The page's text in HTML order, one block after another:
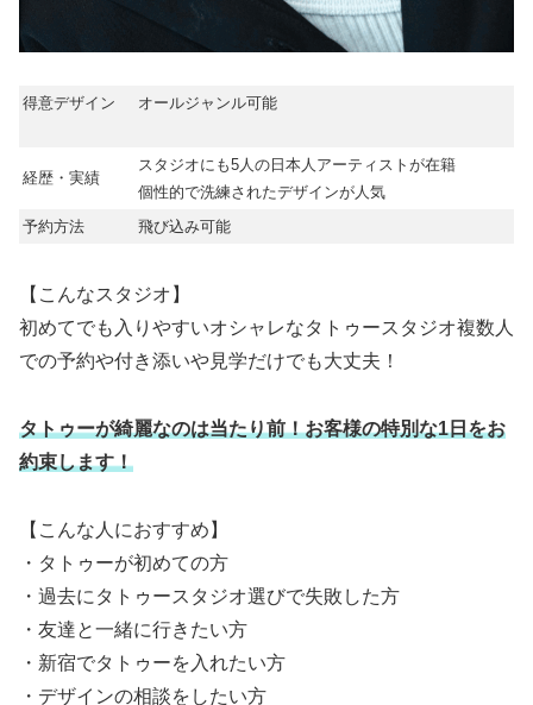
得意デザイン オールジャンル可能
経歴・実績
スタジオにも5人の日本人アーティストが在籍
個性的で洗練されたデザインが人気
予約方法
飛び込み可能
【こんなスタジオ】
初めてでも入りやすいオシャレなタトゥースタジオ複数人
での予約や付き添いや見学だけでも大丈夫！
タトゥーが綺麗なのは当たり前！お客様の特別な1日をお
約束します！
【こんな人におすすめ】
・タトゥーが初めての方
・過去にタトゥースタジオ選びで失敗した方
・友達と一緒に行きたい方
・新宿でタトゥーを入れたい方
・デザインの相談をしたい方